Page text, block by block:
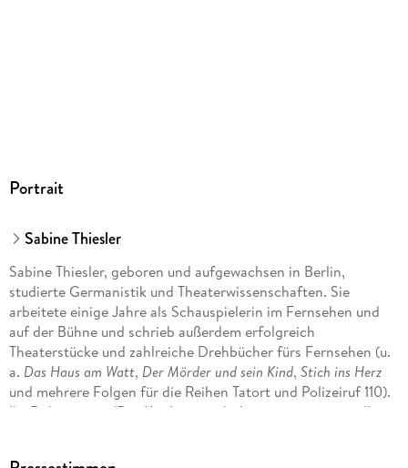
Portrait
Sabine Thiesler
Sabine Thiesler, geboren und aufgewachsen in Berlin,
studierte Germanistik und Theaterwissenschaften. Sie
arbeitete einige Jahre als Schauspielerin im Fernsehen und
auf der Bühne und schrieb außerdem erfolgreich
Theaterstücke und zahlreiche Drehbücher fürs Fernsehen (u.
a. Das Haus am Watt, Der Mörder und sein Kind, Stich ins Herz
und mehrere Folgen für die Reihen Tatort und Polizeiruf 110).
Ihr Debütroman 'Der Kindersammler' war ein sensationeller